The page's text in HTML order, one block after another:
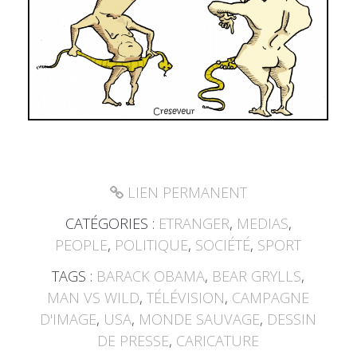
LIEN PERMANENT
CATÉGORIES : ETRANGER, MEDIAS,
PEOPLE, POLITIQUE, SOCIÉTÉ, SPORT
TAGS : BARACK OBAMA, BEAR GRYLLS,
MAN VS WILD,TÉLÉVISION, CAMPAGNE
D'IMAGE, USA, MONDE SAUVAGE, DESSIN
DE PRESSE, CARICATURE